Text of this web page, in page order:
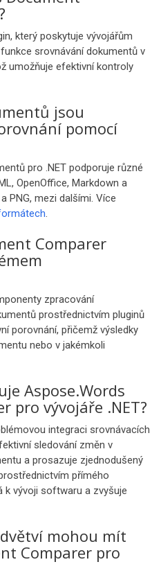
který poskytuje vývojářům
srovnávání dokumentů v
umožňuje efektivní kontroly
jsou
pomocí
pro .NET podporuje různé
OpenOffice, Markdown a
PNG, mezi dalšími. Více
.
Comparer
zpracování
prostřednictvím pluginů
porovnání, přičemž výsledky
nebo v jakémkoli
Aspose.Words
pro vývojáře .NET?
integraci srovnávacích
sledování změn v
a prosazuje zjednodušený
přímého
k vývoji softwaru a zvyšuje
mohou mít
Comparer pro